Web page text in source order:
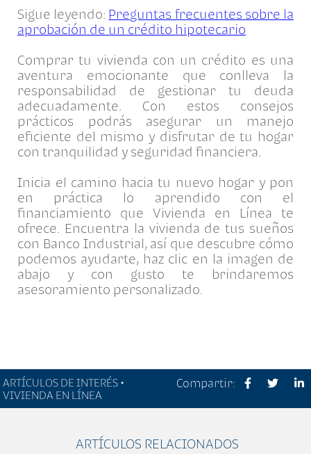
Sigue leyendo: Preguntas frecuentes sobre la
aprobación de un crédito hipotecario
Comprar tu vivienda con un crédito es una
aventura emocionante que conlleva la
responsabilidad de gestionar tu deuda
adecuadamente. Con estos consejos
prácticos podrás asegurar un manejo
eficiente del mismo y disfrutar de tu hogar
con tranquilidad y seguridad financiera.
Inicia el camino hacia tu nuevo hogar y pon
en práctica lo aprendido con el
financiamiento que Vivienda en Línea te
ofrece. Encuentra la vivienda de tus sueños
con Banco Industrial, así que descubre cómo
podemos ayudarte, haz clic en la imagen de
abajo y con gusto te brindaremos
asesoramiento personalizado.
ARTÍCULOS DE INTERÉS •
VIVIENDA EN LÍNEA
Compartir:
ARTÍCULOS RELACIONADOS